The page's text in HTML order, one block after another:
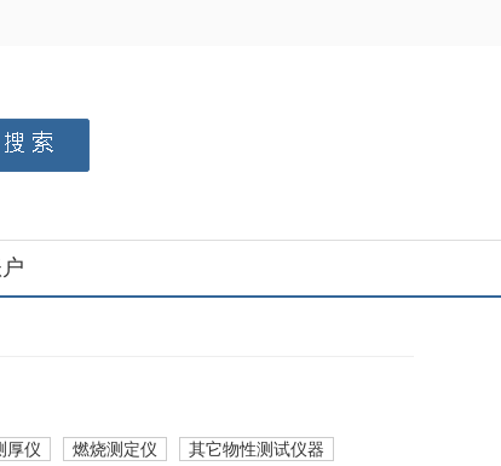
厚仪 燃烧测定仪 其它物性测试仪器